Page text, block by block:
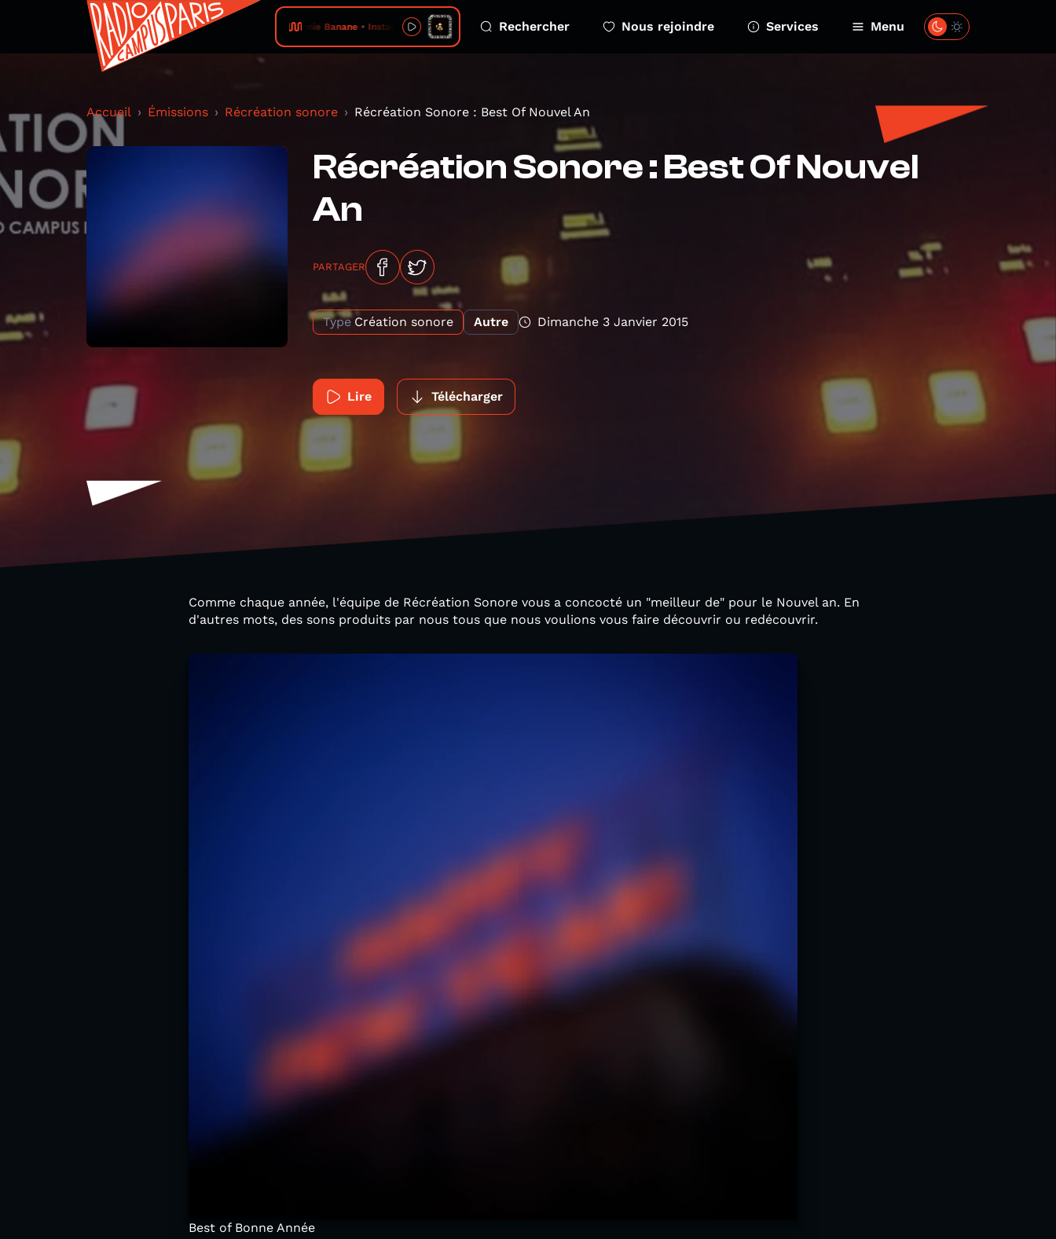
Bonnie Banane • Instant Karma Rechercher Nous rejoindre Services Menu
Accueil Émissions Récréation sonore Récréation Sonore : Best Of Nouvel An
Récréation Sonore : Best Of Nouvel
An
PARTAGER
Type Création sonore Autre Dimanche 3 Janvier 2015
Lire Télécharger
Comme chaque année, l'équipe de Récréation Sonore vous a concocté un "meilleur de" pour le Nouvel an. En
d'autres mots, des sons produits par nous tous que nous voulions vous faire découvrir ou redécouvrir.
Best of Bonne Année